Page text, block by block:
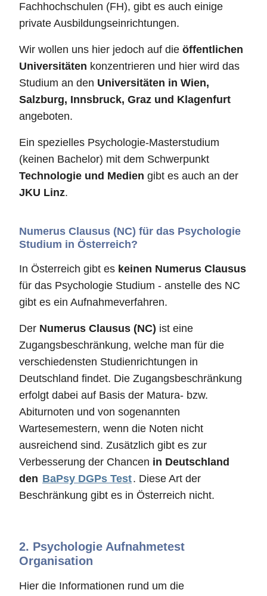
Fachhochschulen (FH), gibt es auch einige
private Ausbildungseinrichtungen.
Wir wollen uns hier jedoch auf die öffentlichen
Universitäten konzentrieren und hier wird das
Studium an den Universitäten in Wien,
Salzburg, Innsbruck, Graz und Klagenfurt
angeboten.
Ein spezielles Psychologie-Masterstudium
(keinen Bachelor) mit dem Schwerpunkt
Technologie und Medien gibt es auch an der
JKU Linz.
Numerus Clausus (NC) für das Psychologie
Studium in Österreich?
In Österreich gibt es keinen Numerus Clausus
für das Psychologie Studium - anstelle des NC
gibt es ein Aufnahmeverfahren.
Der Numerus Clausus (NC) ist eine
Zugangsbeschränkung, welche man für die
verschiedensten Studienrichtungen in
Deutschland findet. Die Zugangsbeschränkung
erfolgt dabei auf Basis der Matura- bzw.
Abiturnoten und von sogenannten
Wartesemestern, wenn die Noten nicht
ausreichend sind. Zusätzlich gibt es zur
Verbesserung der Chancen in Deutschland
den BaPsy DGPs Test. Diese Art der
Beschränkung gibt es in Österreich nicht.
2. Psychologie Aufnahmetest
Organisation
Hier die Informationen rund um die